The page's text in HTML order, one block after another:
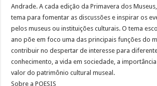
Andrade. A cada edição da Primavera dos
tema para fomentar as discussões e inspirar os
pelos museus ou instituições culturais. O tema
ano põe em foco uma das principais funções do
contribuir no despertar de interesse para
conhecimento, a vida em sociedade, a
valor do patrimônio cultural museal.
Sobre a POESIS